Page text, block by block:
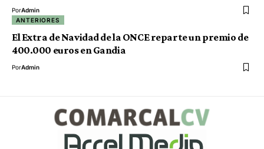
PorAdmin
ANTERIORES
El Extra de Navidad de la ONCE reparte un premio de
400.000 euros en Gandia
PorAdmin